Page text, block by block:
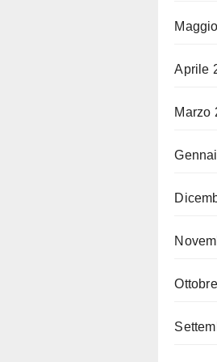
Aprile
Marzo